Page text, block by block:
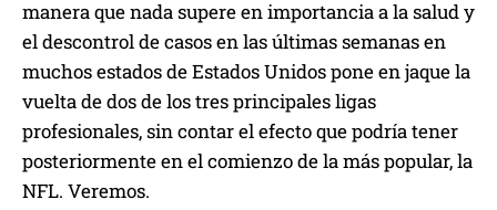
manera que nada supere en importancia a la salud y
el descontrol de casos en las últimas semanas en
muchos estados de Estados Unidos pone en jaque la
vuelta de dos de los tres principales ligas
profesionales, sin contar el efecto que podría tener
posteriormente en el comienzo de la más popular, la
NFL. Veremos.